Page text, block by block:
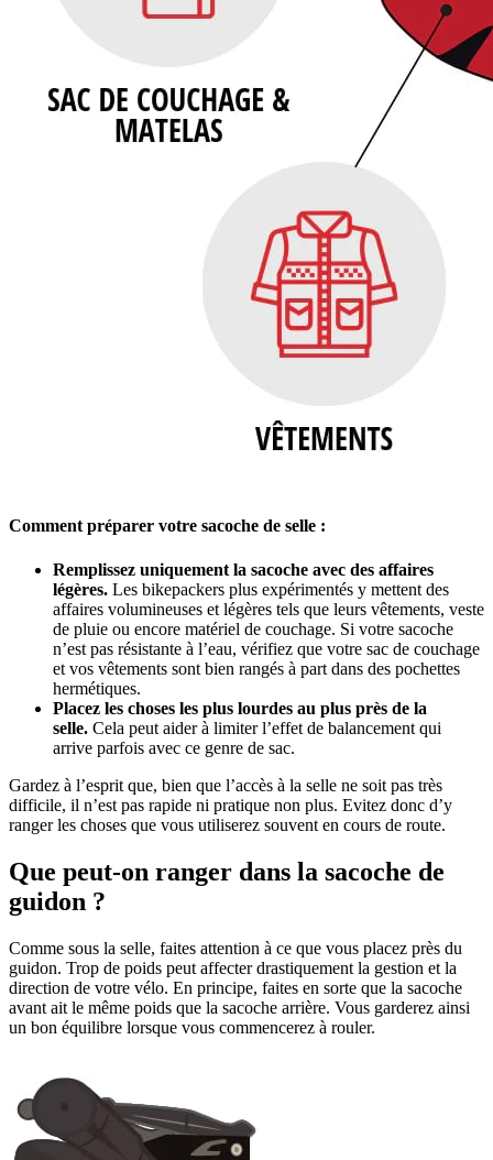
Comment préparer votre sacoche de selle :
Remplissez uniquement la sacoche avec des affaires
légères. Les bikepackers plus expérimentés y mettent des
affaires volumineuses et légères tels que leurs vêtements, veste
de pluie ou encore matériel de couchage. Si votre sacoche
n’est pas résistante à l’eau, vérifiez que votre sac de couchage
et vos vêtements sont bien rangés à part dans des pochettes
hermétiques.
Placez les choses les plus lourdes au plus près de la
selle. Cela peut aider à limiter l’effet de balancement qui
arrive parfois avec ce genre de sac.
Gardez à l’esprit que, bien que l’accès à la selle ne soit pas très
difficile, il n’est pas rapide ni pratique non plus. Evitez donc d’y
ranger les choses que vous utiliserez souvent en cours de route.
Que peut-on ranger dans la sacoche de
guidon ?
Comme sous la selle, faites attention à ce que vous placez près du
guidon. Trop de poids peut affecter drastiquement la gestion et la
direction de votre vélo. En principe, faites en sorte que la sacoche
avant ait le même poids que la sacoche arrière. Vous garderez ainsi
un bon équilibre lorsque vous commencerez à rouler.